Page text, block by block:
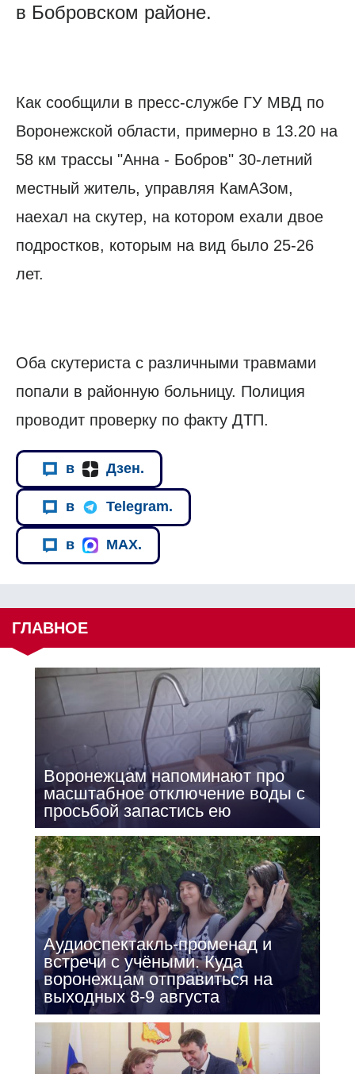
в Бобровском районе.
Как сообщили в пресс-службе ГУ МВД по
Воронежской области, примерно в 13.20 на
58 км трассы "Анна - Бобров" 30-летний
местный житель, управляя КамАЗом,
наехал на скутер, на котором ехали двое
подростков, которым на вид было 25-26
лет.
Оба скутериста с различными травмами
попали в районную больницу. Полиция
проводит проверку по факту ДТП.
в Дзен.
в Telegram.
в MAX.
ГЛАВНОЕ
Воронежцам напоминают про
масштабное отключение воды с
просьбой запастись ею
Аудиоспектакль-променад и
встречи с учёными. Куда
воронежцам отправиться на
выходных 8-9 августа